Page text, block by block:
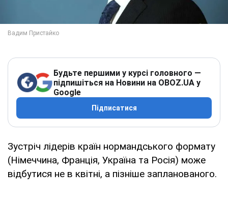
Будьте першими у курсі головного —
підпишіться на Новини на OBOZ.UA у
Google
Підписатися
Зустріч лідерів країн нормандського формату
(Німеччина, Франція, Україна та Росія) може
відбутися не в квітні, а пізніше запланованого.